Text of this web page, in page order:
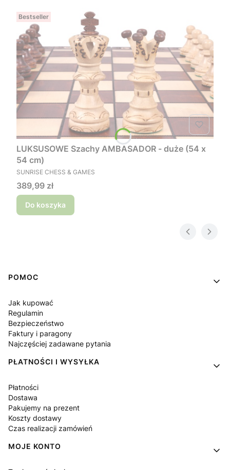
Bestseller
LUKSUSOWE Szachy AMBASADOR - duże (54 x
54 cm)
PRODUCENT
SUNRISE CHESS & GAMES
Cena
389,99 zł
Do koszyka
Linki w stopce
POMOC
Jak kupować
Regulamin
Bezpieczeństwo
Faktury i paragony
Najczęściej zadawane pytania
PŁATNOŚCI I WYSYŁKA
Płatności
Dostawa
Pakujemy na prezent
Koszty dostawy
Czas realizacji zamówień
MOJE KONTO